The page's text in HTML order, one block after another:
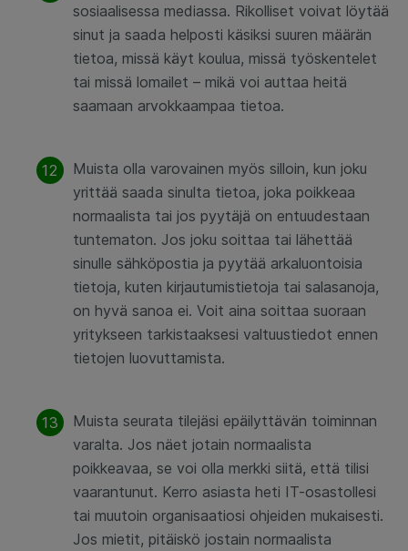
sosiaalisessa mediassa. Rikolliset voivat löytää
sinut ja saada helposti käsiksi suuren määrän
tietoa, missä käyt koulua, missä työskentelet
tai missä lomailet – mikä voi auttaa heitä
saamaan arvokkaampaa tietoa.
Muista olla varovainen myös silloin, kun joku
yrittää saada sinulta tietoa, joka poikkeaa
normaalista tai jos pyytäjä on entuudestaan
tuntematon. Jos joku soittaa tai lähettää
sinulle sähköpostia ja pyytää arkaluontoisia
tietoja, kuten kirjautumistietoja tai salasanoja,
on hyvä sanoa ei. Voit aina soittaa suoraan
yritykseen tarkistaaksesi valtuustiedot ennen
tietojen luovuttamista.
Muista seurata tilejäsi epäilyttävän toiminnan
varalta. Jos näet jotain normaalista
poikkeavaa, se voi olla merkki siitä, että tilisi
vaarantunut. Kerro asiasta heti IT-osastollesi
tai muutoin organisaatiosi ohjeiden mukaisesti.
Jos mietit, pitäiskö jostain normaalista